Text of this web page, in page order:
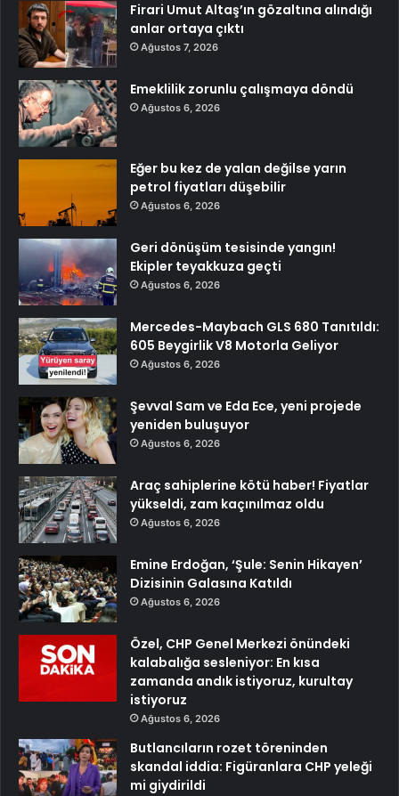
Firari Umut Altaş’ın gözaltına alındığı
anlar ortaya çıktı
Ağustos 7, 2026
Emeklilik zorunlu çalışmaya döndü
Ağustos 6, 2026
Eğer bu kez de yalan değilse yarın
petrol fiyatları düşebilir
Ağustos 6, 2026
Geri dönüşüm tesisinde yangın!
Ekipler teyakkuza geçti
Ağustos 6, 2026
Mercedes-Maybach GLS 680 Tanıtıldı:
605 Beygirlik V8 Motorla Geliyor
Ağustos 6, 2026
Şevval Sam ve Eda Ece, yeni projede
yeniden buluşuyor
Ağustos 6, 2026
Araç sahiplerine kötü haber! Fiyatlar
yükseldi, zam kaçınılmaz oldu
Ağustos 6, 2026
Emine Erdoğan, ‘Şule: Senin Hikayen’
Dizisinin Galasına Katıldı
Ağustos 6, 2026
Özel, CHP Genel Merkezi önündeki
kalabalığa sesleniyor: En kısa
zamanda andık istiyoruz, kurultay
istiyoruz
Ağustos 6, 2026
Butlancıların rozet töreninden
skandal iddia: Figüranlara CHP yeleği
mi giydirildi